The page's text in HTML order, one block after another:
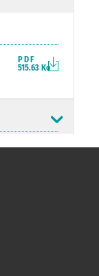
PDF
515.63 Ko